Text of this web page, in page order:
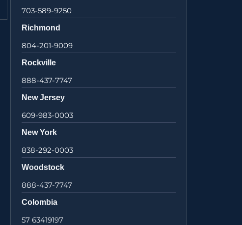
703-589-9250
Richmond
804-201-9009
Rockville
888-437-7747
New Jersey
609-983-0003
New York
838-292-0003
Woodstock
888-437-7747
Colombia
57 63419197